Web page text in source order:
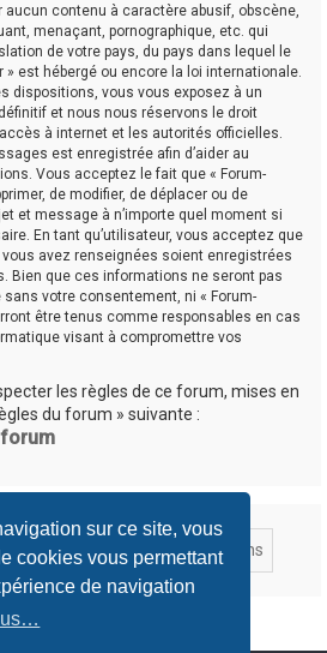
sur ce site, vous
cookies vous permettant
de navigation
contenu à caractère abusif, obscène,
menaçant, pornographique, etc. qui
de votre pays, du pays dans lequel le
» est hébergé ou encore la loi internationale.
dispositions, vous vous exposez à un
et nous nous réservons le droit
à internet et les autorités officielles.
est enregistrée afin d’aider au
Vous acceptez le fait que « Forum-
de modifier, de déplacer ou de
et message à n’importe quel moment si
En tant qu’utilisateur, vous acceptez que
avez renseignées soient enregistrées
Bien que ces informations ne seront pas
votre consentement, ni « Forum-
être tenus comme responsables en cas
visant à compromettre vos
les règles de ce forum, mises en
du forum » suivante :